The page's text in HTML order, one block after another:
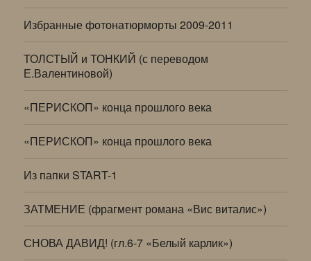
Избранные фотонатюрморты 2009-2011
ТОЛСТЫЙ и ТОНКИЙ (с переводом
Е.Валентиновой)
«ПЕРИСКОП» конца прошлого века
«ПЕРИСКОП» конца прошлого века
Из папки START-1
ЗАТМЕНИЕ (фрагмент романа «Вис виталис»)
СНОВА ДАВИД! (гл.6-7 «Белый карлик»)